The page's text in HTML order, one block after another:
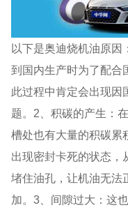
以下是奥迪烧机油原因
到国内生产时为了配合
此过程中肯定会出现因
题。2、积碳的产生：
槽处也有大量的积碳累
出现密封卡死的状态，
堵住油孔，让机油无法
加。3、间隙过大：这